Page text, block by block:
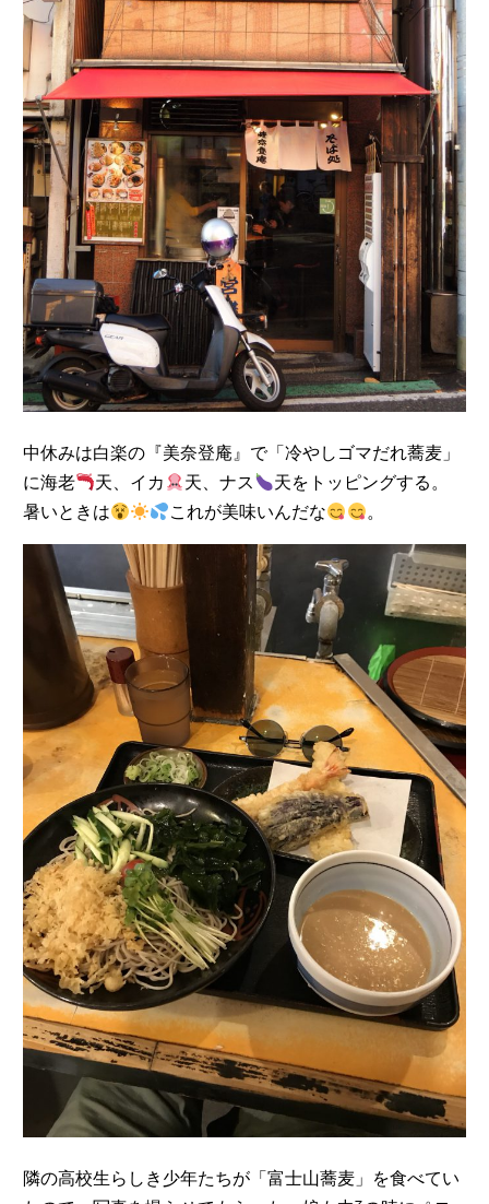
中休みは白楽の『美奈登庵』で「冷やしゴマだれ蕎麦」
に海老
天、イカ 天、ナス
天をトッピングする。
暑いときは
これが美味いんだな 。
隣の高校生らしき少年たちが「富士山蕎麦」を食べてい